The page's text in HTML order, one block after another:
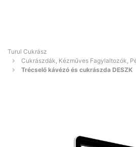
Turul Cukrász
Cukrászdák, Kézműves Fagylaltozók,
Trécselő kávézó és cukrászda DESZK